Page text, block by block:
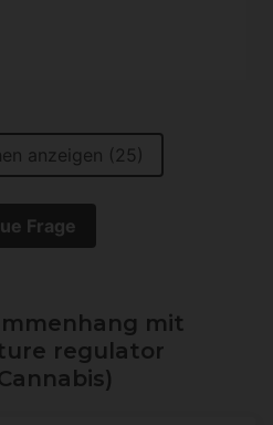
anzeigen (25)
Frage
mit
regulator